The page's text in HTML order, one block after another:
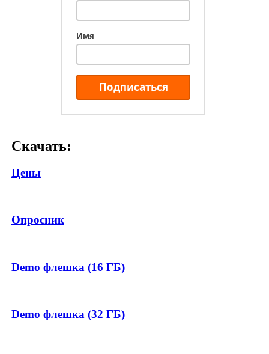
Имя
Подписаться
Скачать:
Цены
Опросник
Demo флешка (16 ГБ)
Demo флешка (32 ГБ)